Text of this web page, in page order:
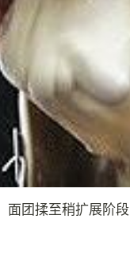
面团揉至稍扩展阶段